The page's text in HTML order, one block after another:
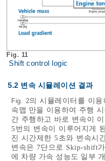
Fig. 11
Shift control logic
5.2 변속 시뮬레이션 결과
Fig. 2의 시뮬레이터를 이
속맵 만을 이용하여 주행
간 주행하고 바로 변속이
5번의 변속이 이루어지게
진 시간제한 5초와 변속시
변속은 7단으로 Skip-shift
에 차량 가속 성능도 일부